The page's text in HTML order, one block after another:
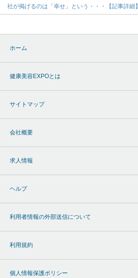
社が掲げるのは「幸せ」という・・・【記事詳細】
ホーム
健康美容EXPOとは
サイトマップ
会社概要
求人情報
ヘルプ
利用者情報の外部送信について
利用規約
個人情報保護ポリシー